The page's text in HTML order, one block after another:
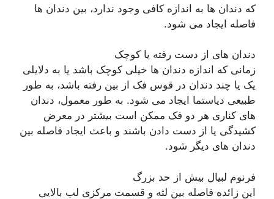
که دندان ها به اندازه کافی وجود ندارد، بین دندان ها
فاصله ایجاد می شود.
دندان های از دست رفته یا کوچک
زمانی که اندازه دندان ها خیلی کوچک باشد یا به دلایلی
یک یا چند دندان در قوس فک از بین رفته باشد، به طور
طبیعی دیاستما ایجاد می شود. به طور معمول، دندان
های کناری هر دو فک ممکن است بیشتر در معرض
کشیدگی یا از دست دادن باشند و باعث ایجاد فاصله بین
دندان های دیگر شود.
فرنوم لبیال بیش از حد بزرگ
این زائده فاصله بین لثه و قسمت مرکزی لب بالایی